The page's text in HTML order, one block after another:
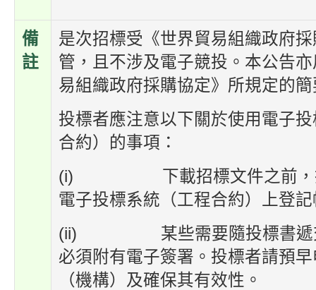
備
註
是次招標受《世界貿易組織政府
管，且不涉及電子競投。本公告
易組織政府採購協定》所規定的
投標者應注意以下關於使用電子
合約）的事項：
(i) 下載招標文件之前，投
電子投標系統（工程合約）上登
(ii) 某些需要隨投標書遞交
必須附有電子簽署。投標者請預
（機構）及確保其有效性。